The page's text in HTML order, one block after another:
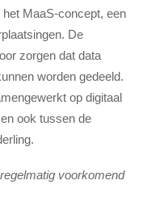
MaaS-concept, een
De
zorgen dat data
worden gedeeld.
op digitaal
ook tussen de
voorkomend